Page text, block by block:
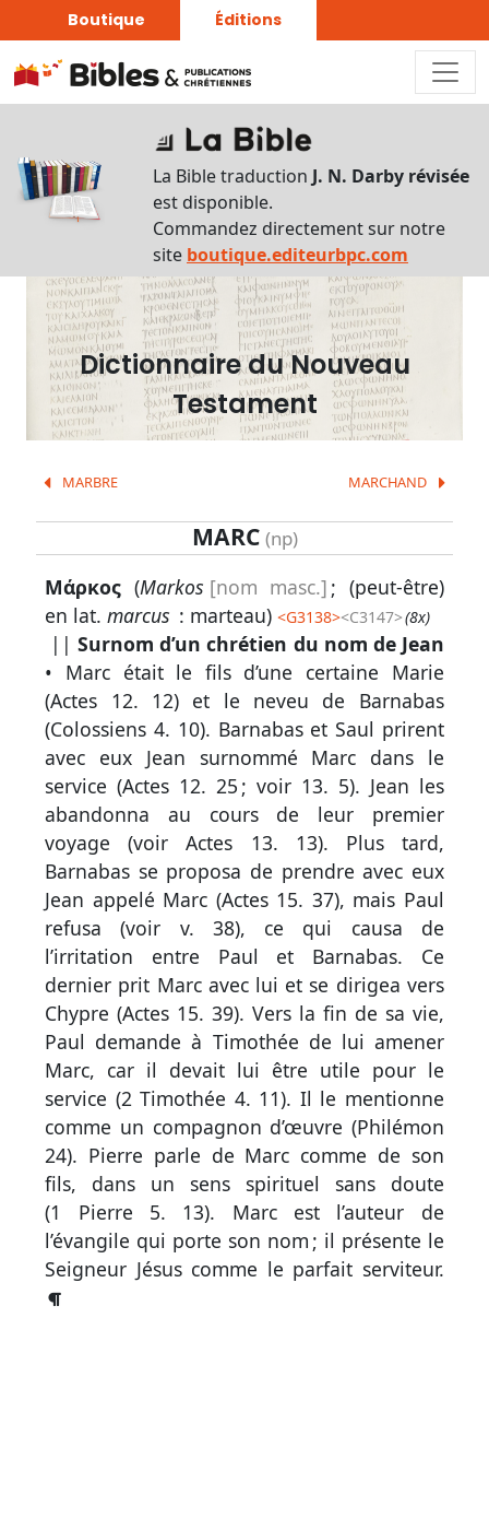
Boutique Éditions
La Bible traduction J. N. Darby révisée
est disponible.
Commandez directement sur notre
site boutique.editeurbpc.com
Dictionnaire du Nouveau
Testament
MARBRE MARCHAND
MARC (np)
Μάρκος (Markos [nom masc.] ; (peut-être)
en lat.marcus : marteau)<G3138><C3147>(8x)
||Surnom d’un chrétien du nom de Jean
• Marc était le fils d’une certaine Marie
(Actes 12. 12) et le neveu de Barnabas
(Colossiens 4. 10). Barnabas et Saul prirent
avec eux Jean surnommé Marc dans le
service (Actes 12. 25 ; voir 13. 5). Jean les
abandonna au cours de leur premier
voyage (voirActes 13. 13). Plus tard,
Barnabas se proposa de prendre avec eux
Jean appelé Marc (Actes 15. 37), mais Paul
refusa (voir v. 38), ce qui causa de
l’irritation entre Paul et Barnabas. Ce
dernier prit Marc avec lui et se dirigea vers
Chypre (Actes 15. 39). Vers la fin de sa vie,
Paul demande à Timothée de lui amener
Marc, car il devait lui être utile pour le
service (2 Timothée 4. 11). Il le mentionne
comme un compagnon d’œuvre (Philémon
24). Pierre parle de Marc comme de son
fils, dans un sens spirituel sans doute
(1 Pierre 5. 13). Marc est l’auteur de
l’évangile qui porte son nom ; il présente le
Seigneur Jésus comme le parfait serviteur.
Recherche
Rechercher
par
lettre
Rechercher
par
mot
Recherche
grec
Rechercher
par
code
strong
Rechercher
par
lettre
Rechercher
par
mot
grec
Infos
complémentaires
Abréviations
Termes
non